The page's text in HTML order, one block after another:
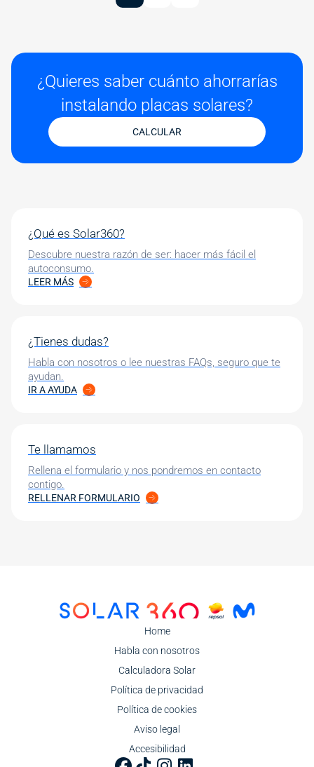
¿Quieres saber cuánto ahorrarías
instalando placas solares?
CALCULAR
¿Qué es Solar360?
Descubre nuestra razón de ser: hacer más fácil el
autoconsumo.
LEER MÁS
¿Tienes dudas?
Habla con nosotros o lee nuestras FAQs, seguro que te
ayudan.
IR A AYUDA
Te llamamos
Rellena el formulario y nos pondremos en contacto
contigo.
RELLENAR FORMULARIO
Image
Home
Habla con nosotros
Calculadora Solar
Política de privacidad
Política de cookies
Aviso legal
Accesibilidad